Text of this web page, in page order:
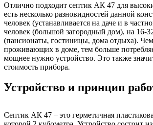
Отлично подходит септик АК 47 для
есть несколько разновидностей данной
человек (устанавливается на даче и в
человек (большой загородный дом), на 16-
(пансионаты, гостиницы, дома отдыха).
проживающих в доме, тем больше
мощнее нужно устройство. Это также
стоимость прибора.
Устройство и принцип
Септик АК 47 – это герметичная